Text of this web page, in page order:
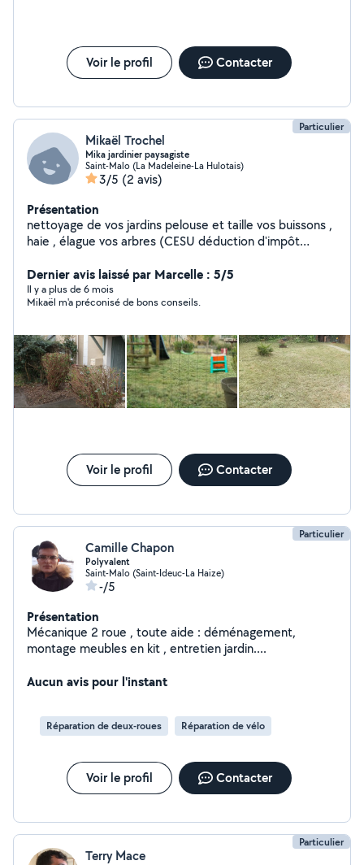
Voir le profil Contacter
Particulier
Mikaël Trochel
Mika jardinier paysagiste
Saint-Malo (La Madeleine-La Hulotais)
3/5 (2 avis)
Présentation
nettoyage de vos jardins pelouse et taille vos buissons ,
haie , élague vos arbres (CESU déduction d'impôt
gouttière de vos maisons , nettoyage de vos fossés ,
(aide a la personne , ménage -aspirateur- poussières-
aération du domicile), promenade de vos animaux ,
Dernier avis laissé par Marcelle : 5/5
Il y a plus de 6 mois
Mikaël m'a préconisé de bons conseils.
Voir le profil Contacter
Particulier
Camille Chapon
Polyvalent
Saint-Malo (Saint-Ideuc-La Haize)
-/5
Présentation
Mécanique 2 roue , toute aide : déménagement,
montage meubles en kit , entretien jardin....
Aucun avis pour l'instant
Réparation de deux-roues Réparation de vélo
Voir le profil Contacter
Particulier
Terry Mace